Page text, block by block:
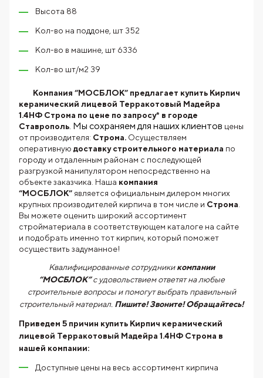
Высота 88
Кол-во на поддоне, шт 352
Кол-во в машине, шт 6336
Кол-во шт/м2 39
Компания “МОСБЛОК” предлагает купить Кирпич
керамический лицевой Терракотовый Мадейра
1.4НФ Строма по цене по запросу* в городе
Ставрополь . Мы сохраняем для наших клиентов цены
от производителя: Строма. Осуществляем
оперативную доставку строительного материала по
городу и отдаленным районам с последующей
разгрузкой манипулятором непосредственно на
объекте заказчика. Наша компания
“МОСБЛОК” является официальным дилером многих
крупных производителей кирпича в том числе и Строма
Вы можете оценить широкий ассортимент
стройматериала в соответствующем каталоге на сайте
и подобрать именно тот кирпич, который поможет
осуществить задуманное!
Квалифицированные сотрудникикомпании
“МОСБЛОК”с удовольствием ответят на любые
строительные вопросы и помогут выбрать правильный
строительный материал. Пишите! Звоните! Обращайтесь!
Приведем 5 причин купить Кирпич керамический
лицевой Терракотовый Мадейра 1.4НФ Строма в
нашей компании:
Доступные цены на весь ассортимент кирпича